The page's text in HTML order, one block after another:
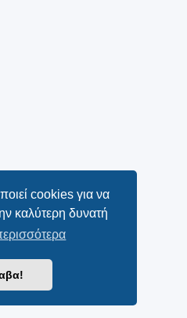
cookies για να
καλύτερη δυνατή